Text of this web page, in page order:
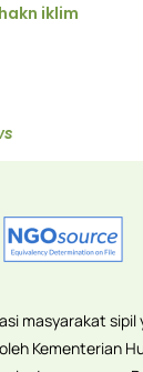
iklim
masyarakat
Kementerian